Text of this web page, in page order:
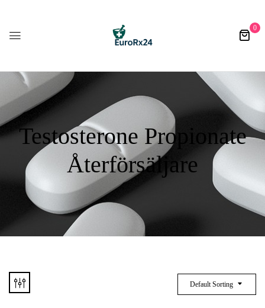
0
Testosterone Propionate
Återförsäljare
Default Sorting